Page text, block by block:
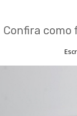
Confira como